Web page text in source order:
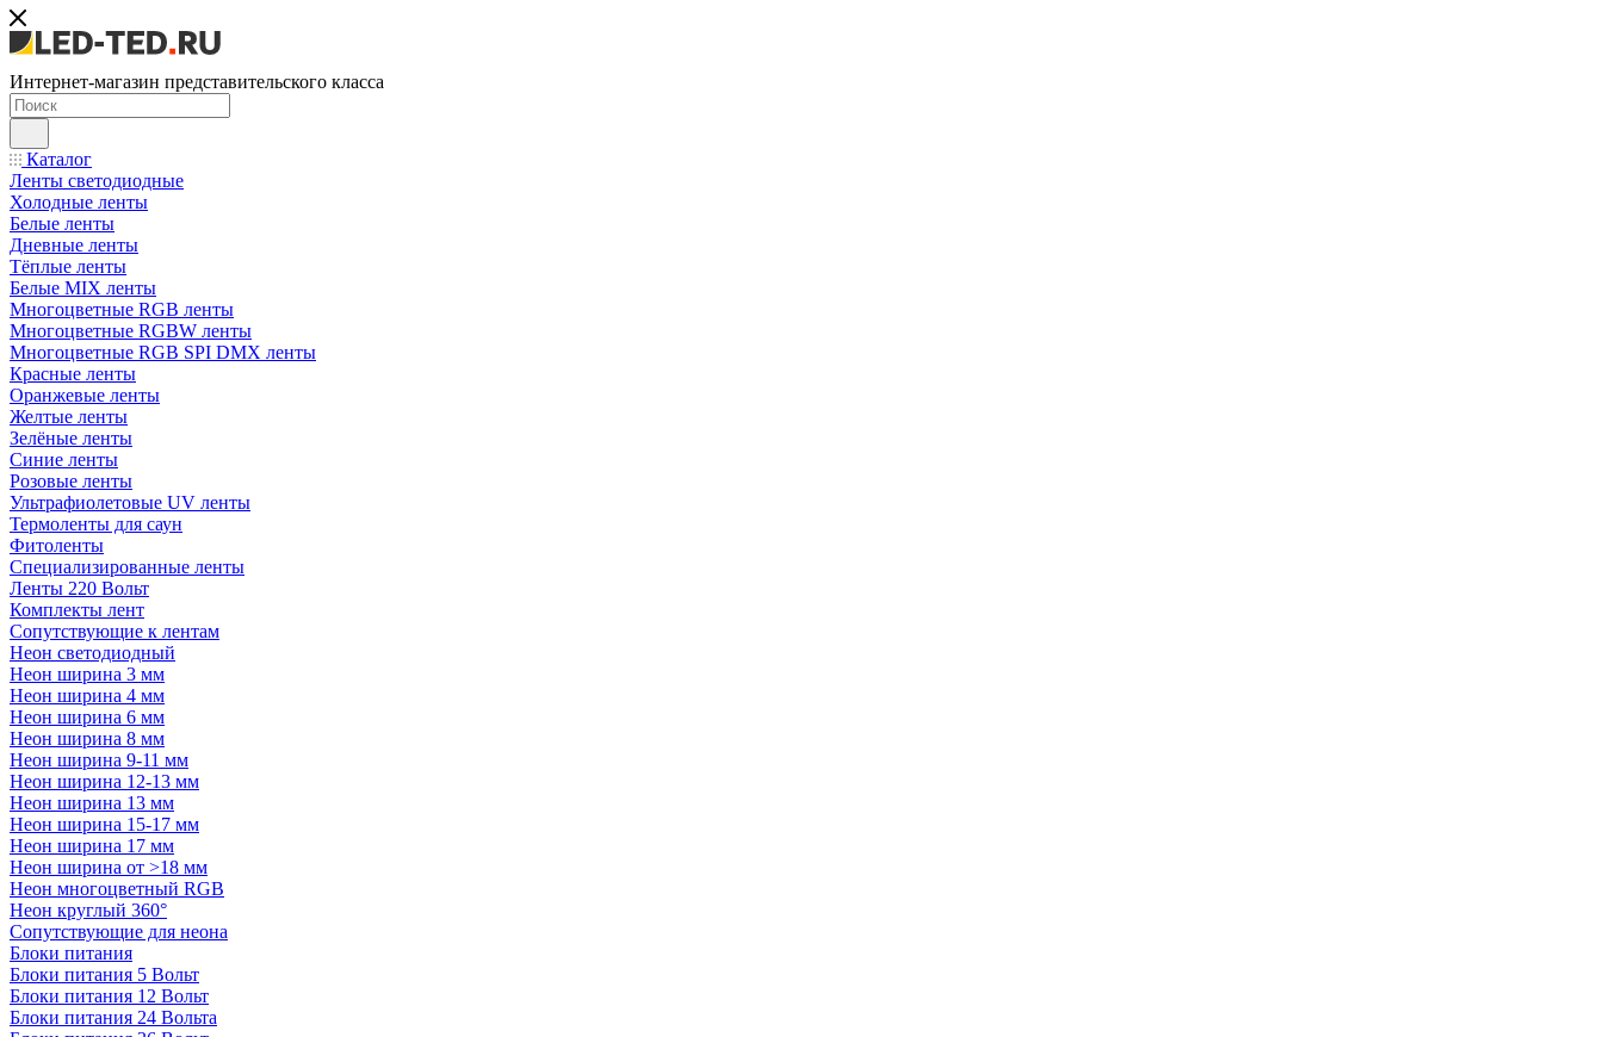
Интернет-магазин представительского класса
Каталог
Ленты светодиодные
Холодные ленты
Белые ленты
Дневные ленты
Тёплые ленты
Белые MIX ленты
Многоцветные RGB ленты
Многоцветные RGBW ленты
Многоцветные RGB SPI DMX ленты
Красные ленты
Оранжевые ленты
Желтые ленты
Зелёные ленты
Синие ленты
Розовые ленты
Ультрафиолетовые UV ленты
Термоленты для саун
Фитоленты
Специализированные ленты
Ленты 220 Вольт
Комплекты лент
Сопутствующие к лентам
Неон светодиодный
Неон ширина 3 мм
Неон ширина 4 мм
Неон ширина 6 мм
Неон ширина 8 мм
Неон ширина 9-11 мм
Неон ширина 12-13 мм
Неон ширина 13 мм
Неон ширина 15-17 мм
Неон ширина 17 мм
Неон ширина от >18 мм
Неон многоцветный RGB
Неон круглый 360°
Сопутствующие для неона
Блоки питания
Блоки питания 5 Вольт
Блоки питания 12 Вольт
Блоки питания 24 Вольта